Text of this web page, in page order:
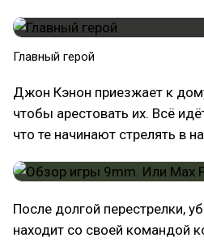
Главный герой
Джон Кэнон приезжает к
чтобы арестовать их. Всё
что те начинают стрелять в
После долгой перестрелки,
находит со своей командой